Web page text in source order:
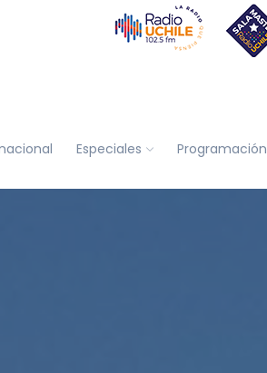
Especiales Programación